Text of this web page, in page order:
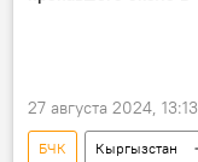
27 августа 2024, 13:13
БЧК Кыргызстан